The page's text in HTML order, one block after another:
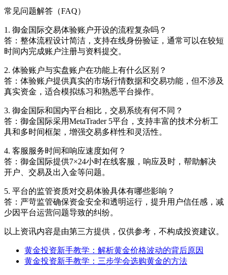
常见问题解答（FAQ）
1. 御金国际交易体验账户开设的流程复杂吗？
答：整体流程设计简洁，支持在线身份验证，通常可以在较短
时间内完成账户注册与资料提交。
2. 体验账户与实盘账户在功能上有什么区别？
答：体验账户提供真实的市场行情数据和交易功能，但不涉及
真实资金，适合模拟练习和熟悉平台操作。
3. 御金国际和国内平台相比，交易系统有何不同？
答：御金国际采用MetaTrader 5平台，支持丰富的技术分析工
具和多时间框架，增强交易多样性和灵活性。
4. 客服服务时间和响应速度如何？
答：御金国际提供7×24小时在线客服，响应及时，帮助解决
开户、交易及出入金等问题。
5. 平台的监管资质对交易体验具体有哪些影响？
答：严苛监管确保资金安全和透明运行，提升用户信任感，减
少因平台运营问题导致的纠纷。
以上资讯内容是由第三方提供，仅供参考，不构成投资建议。
黄金投资新手教学：解析黄金价格波动的背后原因
黄金投资新手教学：三步学会选购黄金的方法